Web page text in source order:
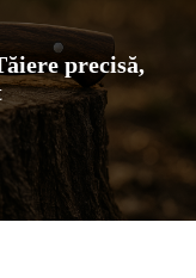
precisă,